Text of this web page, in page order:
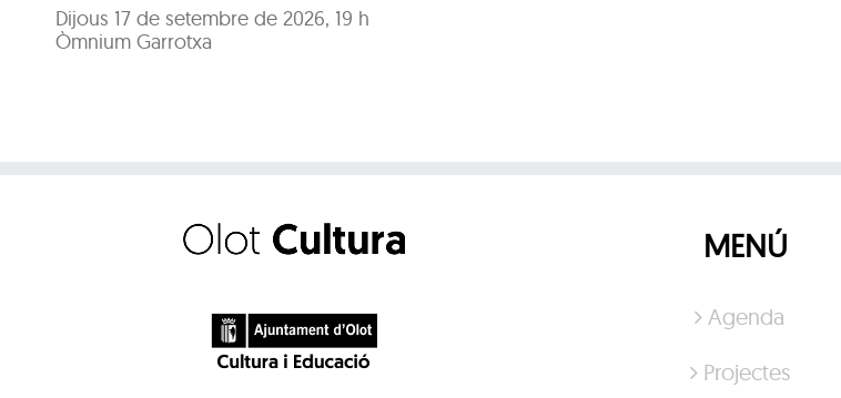
Dijous 17 de setembre de 2026, 19 h
Òmnium Garrotxa
MENÚ
Agenda
Projectes